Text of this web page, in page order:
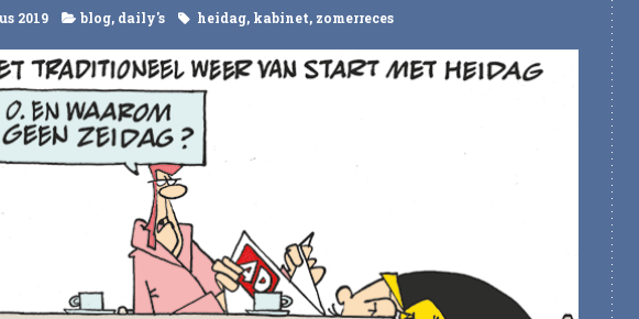
2019 blog, daily's heidag, kabinet, zomerreces